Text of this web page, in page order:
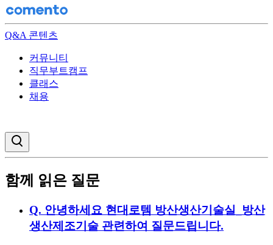
Q&A 콘텐츠
커뮤니티
직무부트캠프
클래스
채용
함께 읽은 질문
Q. 안녕하세요 현대로템 방산생산기술실_방산
생산제조기술 관련하여 질문드립니다.